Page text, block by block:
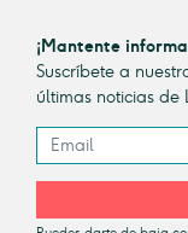
¡Mantente
Suscríbete a
últimas noticias de